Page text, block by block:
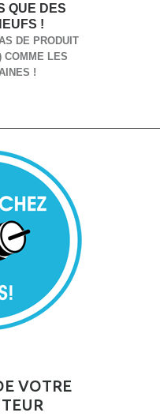
QUE DES
!
DE PRODUIT
COMME LES
!
VOTRE